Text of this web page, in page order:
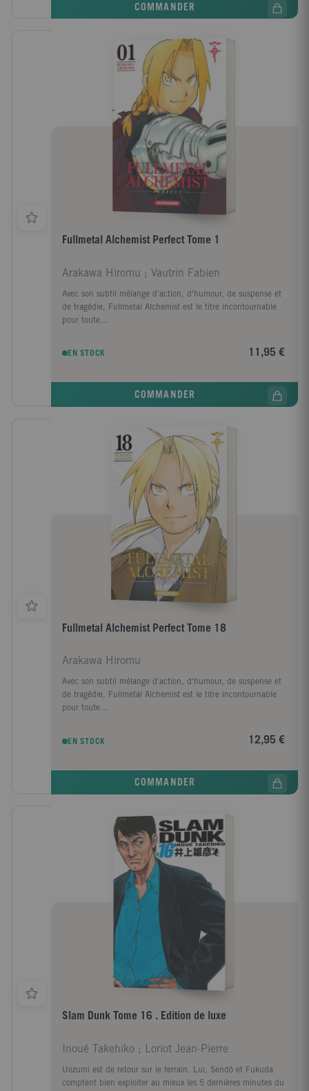
COMMANDER
Fullmetal Alchemist Perfect Tome 1
Arakawa Hiromu ; Vautrin Fabien
Avec son subtil mélange d'action, d'humour, de suspense et
de tragédie, Fullmetal Alchemist est le titre incontournable
pour toute...
EN STOCK 11,95 €
COMMANDER
Fullmetal Alchemist Perfect Tome 18
Arakawa Hiromu
Avec son subtil mélange d'action, d'humour, de suspense et
de tragédie, Fullmetal Alchemist est le titre incontournable
pour toute...
EN STOCK 12,95 €
COMMANDER
Slam Dunk Tome 16 . Edition de luxe
Inoué Takehiko ; Loriot Jean-Pierre
Uozumi est de retour sur le terrain. Lui, Sendô et Fukuda
comptent bien exploiter au mieux les 5 dernières minutes du